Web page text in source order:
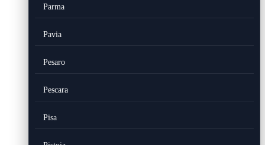
Parma
Pavia
Pesaro
Pescara
Pisa